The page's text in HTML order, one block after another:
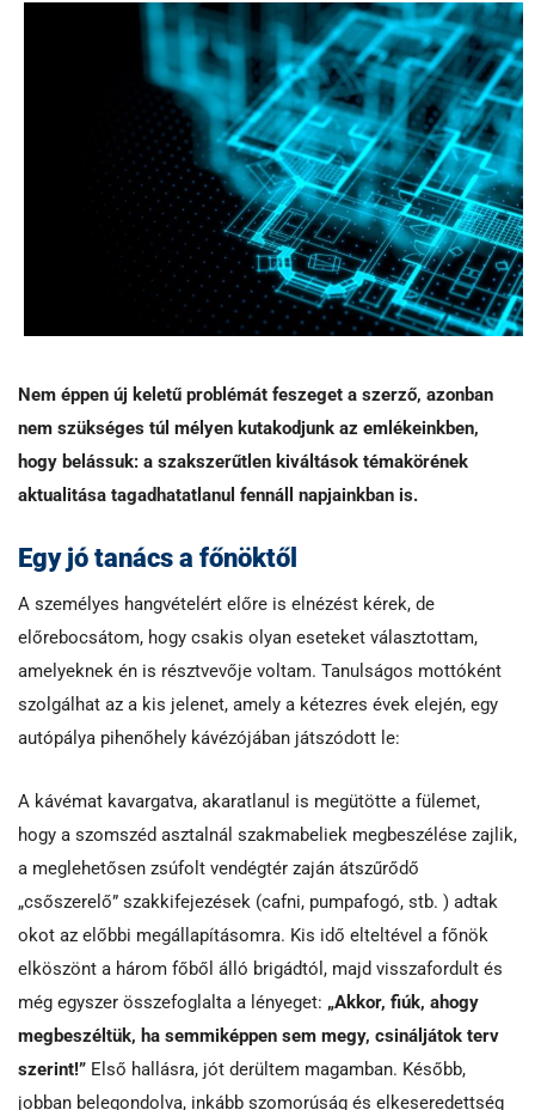
Nem éppen új keletű problémát feszeget a szerző, azonban
nem szükséges túl mélyen kutakodjunk az emlékeinkben,
hogy belássuk: a szakszerűtlen kiváltások témakörének
aktualitása tagadhatatlanul fennáll napjainkban is.
Egy jó tanács a főnöktől
A személyes hangvételért előre is elnézést kérek, de
előrebocsátom, hogy csakis olyan eseteket választottam,
amelyeknek én is résztvevője voltam. Tanulságos mottóként
szolgálhat az a kis jelenet, amely a kétezres évek elején, egy
autópálya pihenőhely kávézójában játszódott le:
A kávémat kavargatva, akaratlanul is megütötte a fülemet,
hogy a szomszéd asztalnál szakmabeliek megbeszélése zajlik,
a meglehetősen zsúfolt vendégtér zaján átszűrődő
„csőszerelő” szakkifejezések (cafni, pumpafogó, stb. ) adtak
okot az előbbi megállapításomra. Kis idő elteltével a főnök
elköszönt a három főből álló brigádtól, majd visszafordult és
még egyszer összefoglalta a lényeget: „Akkor, fiúk, ahogy
megbeszéltük, ha semmiképpen sem megy, csináljátok terv
szerint!” Első hallásra, jót derültem magamban. Később,
jobban belegondolva, inkább szomorúság és elkeseredettség